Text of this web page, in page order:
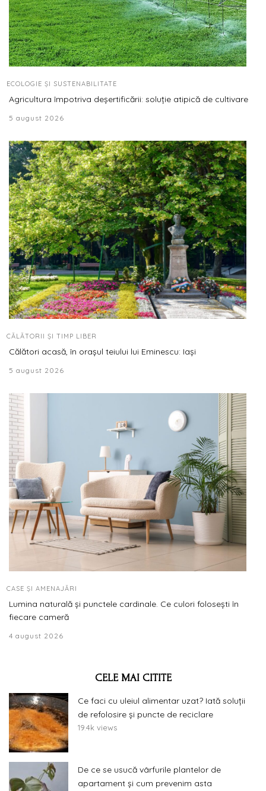
ECOLOGIE ȘI SUSTENABILITATE
Agricultura împotriva deșertificării: soluție atipică de cultivare
5 august 2026
CĂLĂTORII ȘI TIMP LIBER
Călători acasă, în orașul teiului lui Eminescu: Iași
5 august 2026
CASE ȘI AMENAJĂRI
Lumina naturală și punctele cardinale. Ce culori folosești în
fiecare cameră
4 august 2026
CELE MAI CITITE
Ce faci cu uleiul alimentar uzat? Iată soluții
de refolosire și puncte de reciclare
19.4k views
De ce se usucă vârfurile plantelor de
apartament și cum prevenim asta